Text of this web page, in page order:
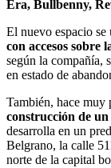
Era, Bullbenny,
El nuevo espacio se
con accesos sobre
según la compañía,
en estado de
También, hace muy
construcción de
desarrolla en un
Belgrano, la calle
norte de la capital